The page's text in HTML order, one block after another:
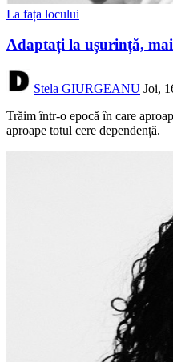
La fața locului
Adaptați la ușurință,
Stela GIURGEANU Joi,
Trăim într-o epocă în care
aproape totul cere dependență.